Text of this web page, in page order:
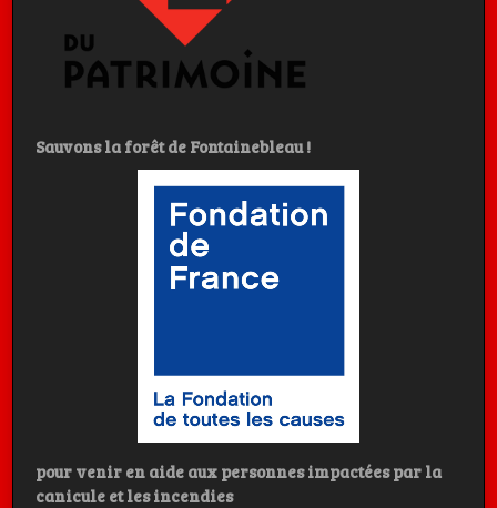
Sauvons la forêt de Fontainebleau !
pour venir en aide aux personnes impactées par la
canicule et les incendies